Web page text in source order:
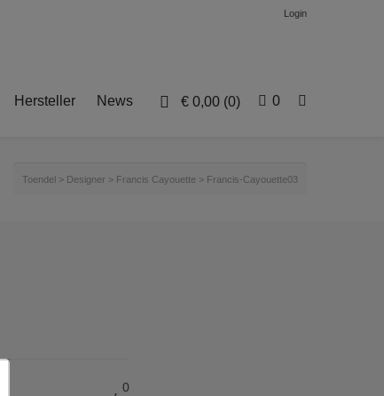
Login
€ 0,00 (0) 0
Hersteller News
Toendel > Designer > Francis Cayouette > Francis-Cayouette03
0